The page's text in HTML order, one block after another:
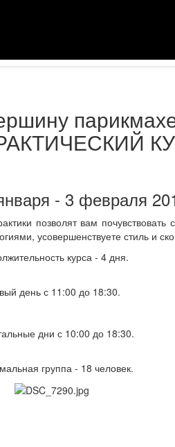
- 3 февраля
позволят вам
усовершенствуете стиль и
курса - 4 дня.
день с 11:00 до 18:30.
дни с 10:00 до 18:30.
группа - 18 человек.